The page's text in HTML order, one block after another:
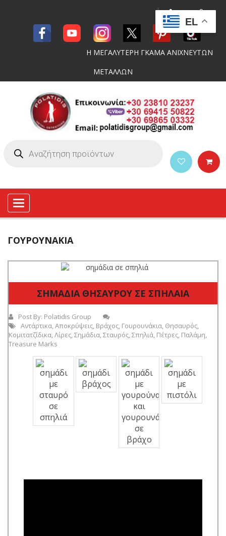
Η ΜΕΓΑΛΥΤΕΡΗ ΓΚΑΜΑ ΑΝΙΧΝΕΥΤΩΝ
ΜΕΤΑΛΛΩΝ
Toggle
navigation
ΓΟΥΡΟΥΝΆΚΙΑ
ΣΗΜΑΔΙΑ ΘΗΣΑΥΡΟΥ ΣΕ ΣΠΗΛΑΙΑ
Post By: Polatidis Group
Αντάρτικα,Αποκρύψεις, Βράχος, Γουρουνάκια, Θησαυρός,
Κομιτατζίδικα,Λίρες,Σημάδια,Σταυρός,Σπηλιά, Πέτρες, Παλάμη,
Treasure Marks
EL